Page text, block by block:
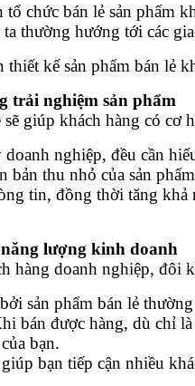
chức bán lẻ sản phẩm
thường hướng tới các
thiết kế sản phẩm bán lẻ
trải nghiệm sản phẩm
giúp khách hàng có
nghiệp, đều cần
bản thu nhỏ của sản
tin, đồng thời tăng
lượng kinh doanh
hàng doanh nghiệp, đôi
sản phẩm bán lẻ
bán được hàng, dù chỉ
bạn.
bạn tiếp cận nhiều